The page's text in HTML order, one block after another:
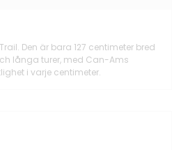
Den är bara 127 centimeter bred
långa turer, med Can-Ams
i varje centimeter.